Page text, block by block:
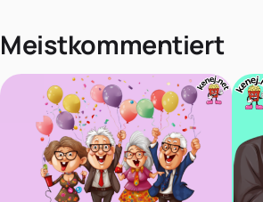
Meistkommentiert